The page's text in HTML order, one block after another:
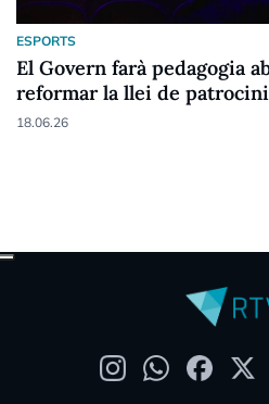
ESPORTS
El Govern farà pedagogia
reformar la llei de
18.06.26